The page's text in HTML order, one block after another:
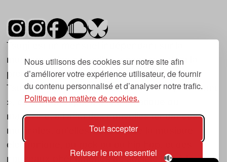
Nous utilisons des cookies sur notre site afin
d’améliorer votre expérience utilisateur, de fournir
du contenu personnalisé et d’analyser notre trafic.
Politique en matière de cookies.
Tout accepter
Refuser le non essentiel
Tsugi est un mensuel indépendant sur la
musique et les nouvelles tendances, dont la
première parution date de 2007.
Tsugi en japonais signifie « prochain », « suivant
», ce qui correspond à la thématique du
magazine, à l’affût des nouvelles tendances
musicales, qu’elles viennent de la musique
électronique, du rock ou du hip hop, et des
nouveaux phénomènes de société liés à la